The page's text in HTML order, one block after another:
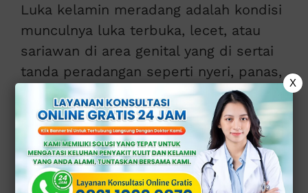
Luka kelamin meradang adalah kondisi
munculnya luka terbuka, lecet, atau
sariawan di area genital yang di sertai
tanda peradangan seperti nyeri, panas,
kemerahan, bengkak, atau keluar cairan
tidak normal (abnormal).
Kondisi ini bisa di alami baik oleh pria
maupun wanita.
X